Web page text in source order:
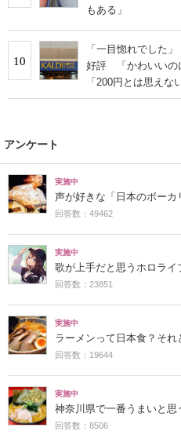
もある」
10
「一目惚れでした
好評 「かわいいの
「200円とは思えな
アンケート
実施中
声が好きな「日本のボーカ
回答数：49462
実施中
歌が上手だと思うホロライ
回答数：23851
実施中
ラーメンって日本食？それ
回答数：19644
実施中
神奈川県で一番うまいと思
回答数：8506